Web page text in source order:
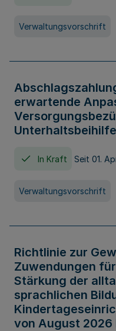
Verwaltungsvorschrift
erwartende
In Kraft Seit 01.
Verwaltungsvorschrift
Richtlinie zur
Zuwendungen
Stärkung der
sprachlichen
von August 2026